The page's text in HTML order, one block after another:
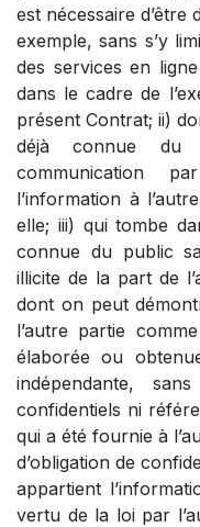
est nécessaire
exemple, sans s’y
des services en
dans le cadre de
présent Contrat; ii)
déjà connue
communication
l’information à
elle; iii) qui tombe
connue du public
illicite de la part de
dont on peut
l’autre partie
élaborée ou
indépendante,
confidentiels ni
qui a été fournie à
d’obligation de
appartient
vertu de la loi par